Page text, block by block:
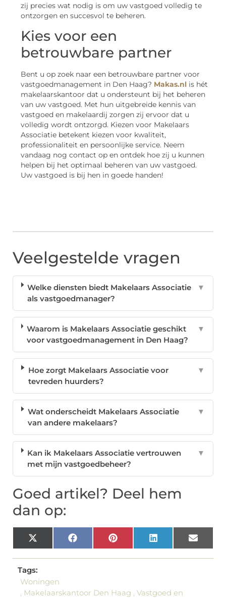
zij precies wat nodig is om uw vastgoed volledig te
ontzorgen en succesvol te beheren.
Kies voor een
betrouwbare partner
Bent u op zoek naar een betrouwbare partner voor
vastgoedmanagement in Den Haag? Makas.nl is hét
makelaarskantoor dat u ondersteunt bij het beheren
van uw vastgoed. Met hun uitgebreide kennis van
vastgoed en makelaardij zorgen zij ervoor dat u
volledig wordt ontzorgd. Kiezen voor Makelaars
Associatie betekent kiezen voor kwaliteit,
professionaliteit en persoonlijke service. Neem
vandaag nog contact op en ontdek hoe zij u kunnen
helpen bij het optimaal beheren van uw vastgoed.
Uw vastgoed is bij hen in goede handen!
Veelgestelde vragen
Welke diensten biedt Makelaars Associatie
als vastgoedmanager?
▼
Waarom is Makelaars Associatie geschikt
voor vastgoedmanagement in Den Haag?
▼
Hoe zorgt Makelaars Associatie voor
tevreden huurders?
▼
Wat onderscheidt Makelaars Associatie
van andere makelaars?
▼
Kan ik Makelaars Associatie vertrouwen
met mijn vastgoedbeheer?
▼
Goed artikel? Deel hem
dan op:
X
(Twitter)
FacebookPinterest LinkedIn Email
Tags:
Woningen
, Makelaarskantoor Den Haag , Vastgoed en